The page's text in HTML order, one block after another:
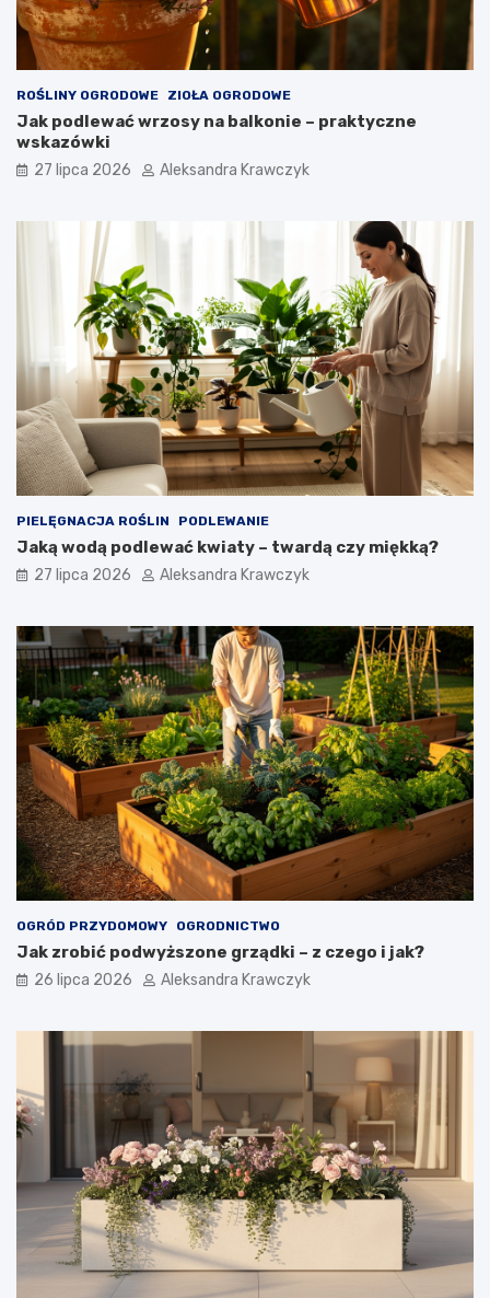
ROŚLINY OGRODOWE ZIOŁA OGRODOWE
Jak podlewać wrzosy na balkonie – praktyczne
wskazówki
27 lipca 2026 Aleksandra Krawczyk
PIELĘGNACJA ROŚLIN PODLEWANIE
Jaką wodą podlewać kwiaty – twardą czy miękką?
27 lipca 2026 Aleksandra Krawczyk
OGRÓD PRZYDOMOWY OGRODNICTWO
Jak zrobić podwyższone grządki – z czego i jak?
26 lipca 2026 Aleksandra Krawczyk